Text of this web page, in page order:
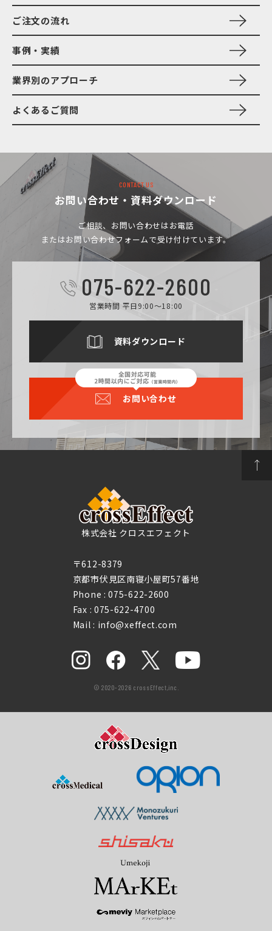
ご注文の流れ
事例・実績
業界別のアプローチ
よくあるご質問
CONTACT US
お問い合わせ・資料ダウンロード
ご相談、お問い合わせはお電話
またはお問い合わせフォームで受け付けています。
075-622-2600
営業時間 平日9:00～18:00
資料ダウンロード
お問い合わせ
株式会社 クロスエフェクト
〒612-8379
京都市伏見区南寝小屋町57番地
Phone :075-622-2600
Fax : 075-622-4700
Mail : info@xeffect.com
© 2020-2026 crossEffect,inc.